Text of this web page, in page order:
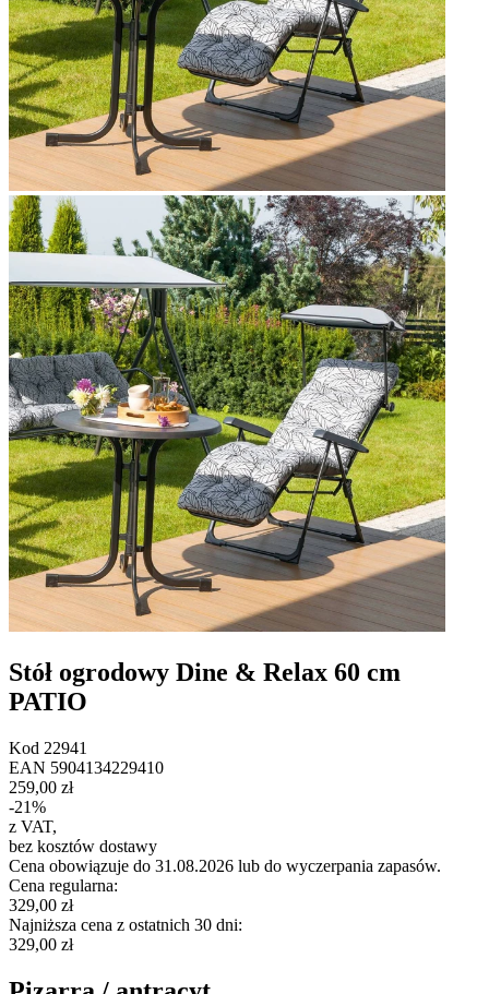
Stół ogrodowy Dine & Relax 60 cm
PATIO
Kod 22941
EAN 5904134229410
259,00 zł
-21%
z VAT,
bez kosztów dostawy
Cena obowiązuje do 31.08.2026 lub do wyczerpania zapasów.
Cena regularna:
329,00 zł
Najniższa cena z ostatnich 30 dni:
329,00 zł